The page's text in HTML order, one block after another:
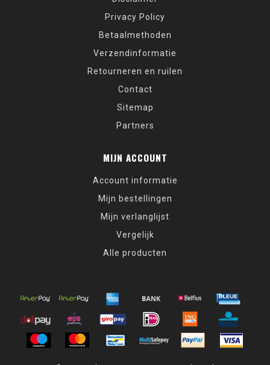
Privacy Policy
Betaalmethoden
Verzendinformatie
Retourneren en ruilen
Contact
Sitemap
Partners
MIJN ACCOUNT
Account informatie
Mijn bestellingen
Mijn verlanglijst
Vergelijk
Alle producten